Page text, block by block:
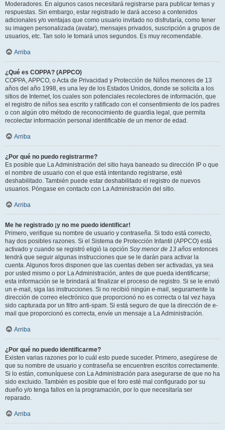
Moderadores. En algunos casos necesitará registrarse para publicar temas y
respuestas. Sin embargo, estar registrado le dará acceso a contenidos
adicionales y/o ventajas que como usuario invitado no disfrutaría, como tener
su imagen personalizada (avatar), mensajes privados, suscripción a grupos de
usuarios, etc. Tan solo le tomará unos segundos. Es muy recomendable.
Arriba
¿Qué es COPPA? (APPCO)
COPPA, APPCO, o Acta de Privacidad y Protección de Niños menores de 13
años del año 1998, es una ley de los Estados Unidos, donde se solicita a los
sitios de Internet, los cuales son potenciales recolectores de información, que
el registro de niños sea escrito y ratificado con el consentimiento de los padres
o con algún otro método de reconocimiento de guardia legal, que permita
recolectar información personal identificable de un menor de edad.
Arriba
¿Por qué no puedo registrarme?
Es posible que La Administración del sitio haya baneado su dirección IP o que
el nombre de usuario con el que está intentando registrarse, esté
deshabilitado. También puede estar deshabilitado el registro de nuevos
usuarios. Póngase en contacto con La Administración del sitio.
Arriba
Me he registrado ¡y no me puedo identificar!
Primero, verifique su nombre de usuario y contraseña. Si todo está correcto,
hay dos posibles razones. Si el Sistema de Protección Infantil (APPCO) está
activado y cuando se registró eligió la opción Soy menor de 13 años entonces
tendrá que seguir algunas instrucciones que se le darán para activar la
cuenta. Algunos foros disponen que las cuentas deben ser activadas, ya sea
por usted mismo o por La Administración, antes de que pueda identificarse;
esta información se le brindará al finalizar el proceso de registro. Si se le envió
un e-mail, siga las instrucciones. Si no recibió ningún e-mail, seguramente la
dirección de correo electrónico que proporcionó no es correcta o tal vez haya
sido capturada por un filtro anti-spam. Si está seguro de que la dirección de e-
mail que proporcionó es correcta, envíe un mensaje a La Administración.
Arriba
¿Por qué no puedo identificarme?
Existen varias razones por lo cuál esto puede suceder. Primero, asegúrese de
que su nombre de usuario y contraseña se encuentren escritos correctamente.
Si lo están, comuníquese con La Administración para asegurarse de que no ha
sido excluido. También es posible que el foro esté mal configurado por su
dueño y/o tenga fallos en la programación, por lo que necesitaría ser
reparado.
Arriba